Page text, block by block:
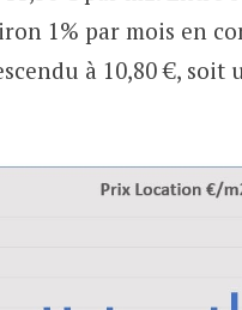
1% par mois en
à 10,80 €,